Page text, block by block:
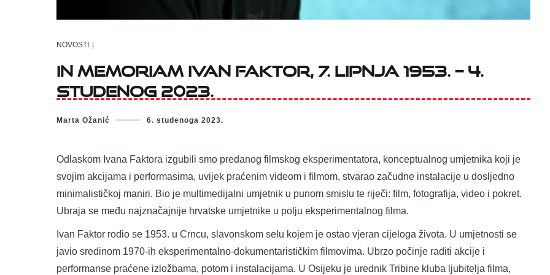
NOVOSTI
In memoriam Ivan Faktor, 7. lipnja 1953. – 4.
studenog 2023.
Marta Ožanić 6. studenoga 2023.
Odlaskom Ivana Faktora izgubili smo predanog filmskog eksperimentatora, konceptualnog umjetnika koji je
svojim akcijama i performasima, uvijek praćenim videom i filmom, stvarao začudne instalacije u dosljedno
minimalističkoj maniri. Bio je multimedijalni umjetnik u punom smislu te riječi: film, fotografija, video i pokret.
Ubraja se među najznačajnije hrvatske umjetnike u polju eksperimentalnog filma.
Ivan Faktor rodio se 1953. u Crncu, slavonskom selu kojem je ostao vjeran cijeloga života. U umjetnosti se
javio sredinom 1970-ih eksperimentalno-dokumentarističkim filmovima. Ubrzo počinje raditi akcije i
performanse praćene izložbama, potom i instalacijama. U Osijeku je urednik Tribine kluba ljubitelja filma,